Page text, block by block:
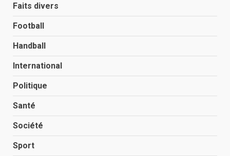
Faits divers
Football
Handball
International
Politique
Santé
Société
Sport